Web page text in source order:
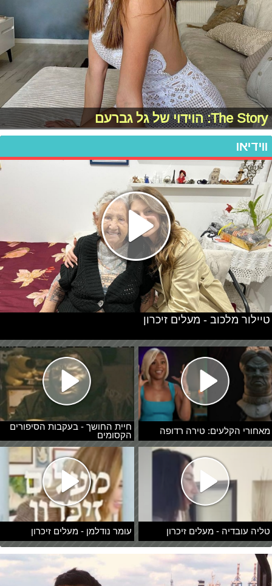
The Story: הוידוי של גל גברעם
ווידיאו
מאחורי הקלעים: טירה רדופה
חיית החושך - בעקבות הסיפורים
הקסומים
טליה עובדיה - מעלים זיכרון עומר נודלמן - מעלים זיכרון
טיילור מלכוב - מעלים זיכרון